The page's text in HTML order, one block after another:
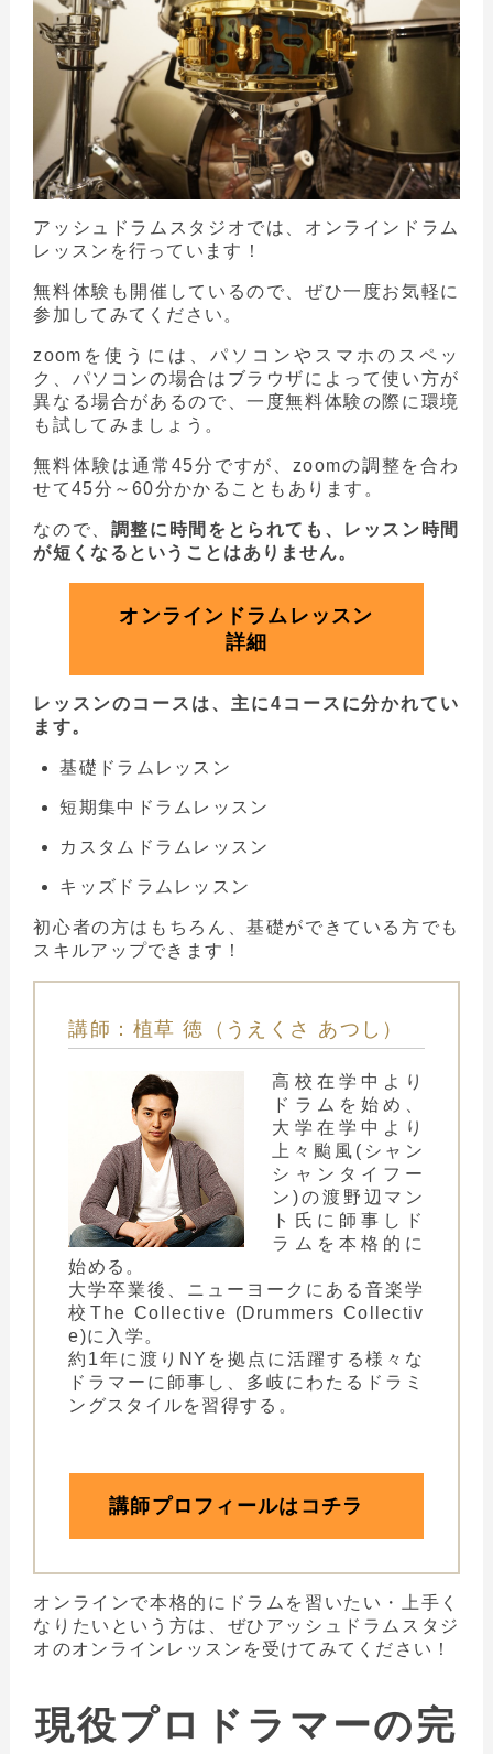
アッシュドラムスタジオでは、オンラインドラム
レッスンを行っています！
無料体験も開催しているので、ぜひ一度お気軽に
参加してみてください。
zoomを使うには、パソコンやスマホのスペッ
ク、パソコンの場合はブラウザによって使い方が
異なる場合があるので、一度無料体験の際に環境
も試してみましょう。
無料体験は通常45分ですが、zoomの調整を合わ
せて45分～60分かかることもあります。
なので、 調整に時間をとられても、レッスン時間
が短くなるということはありません。
オンラインドラムレッスン
詳細
レッスンのコースは、主に4コースに分かれてい
ます。
基礎ドラムレッスン
短期集中ドラムレッスン
カスタムドラムレッスン
キッズドラムレッスン
初心者の方はもちろん、基礎ができている方でも
スキルアップできます！
講師：植草 徳（うえくさ あつし）
高校在学中より
ドラムを始め、
大学在学中より
上々颱風(シャン
シャンタイフー
ン)の渡野辺マン
ト氏に師事しド
ラムを本格的に
始める。
大学卒業後、ニューヨークにある音楽学
校The Collective (Drummers Collectiv
e)に入学。
約1年に渡りNYを拠点に活躍する様々な
ドラマーに師事し、多岐にわたるドラミ
ングスタイルを習得する。
講師プロフィールはコチラ
オンラインで本格的にドラムを習いたい・上手く
なりたいという方は、ぜひアッシュドラムスタジ
オのオンラインレッスンを受けてみてください！
現役プロドラマーの完